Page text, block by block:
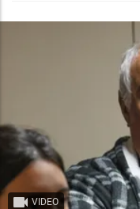
VIDEO